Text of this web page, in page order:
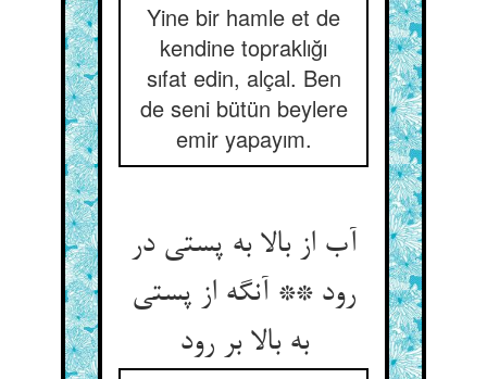
Yine bir hamle et de
kendine topraklığı
sıfat edin, alçal. Ben
de seni bütün beylere
emir yapayım.
آب از بالا به پستی در
رود ** آنگه از پستی
به بالا بر رود